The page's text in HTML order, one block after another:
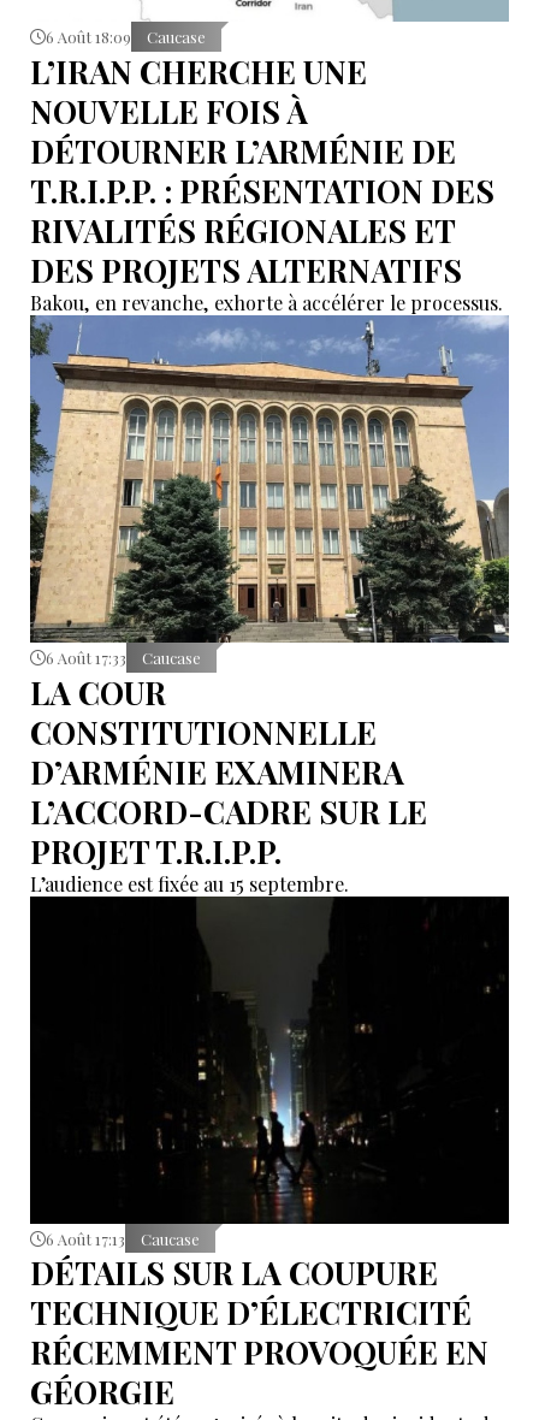
6 Août 18:09 Caucase
L’IRAN CHERCHE UNE
NOUVELLE FOIS À
DÉTOURNER L’ARMÉNIE DE
T.R.I.P.P. : PRÉSENTATION DES
RIVALITÉS RÉGIONALES ET
DES PROJETS ALTERNATIFS
Bakou, en revanche, exhorte à accélérer le processus.
6 Août 17:33 Caucase
LA COUR
CONSTITUTIONNELLE
D’ARMÉNIE EXAMINERA
L’ACCORD-CADRE SUR LE
PROJET T.R.I.P.P.
L’audience est fixée au 15 septembre.
6 Août 17:13 Caucase
DÉTAILS SUR LA COUPURE
TECHNIQUE D’ÉLECTRICITÉ
RÉCEMMENT PROVOQUÉE EN
GÉORGIE